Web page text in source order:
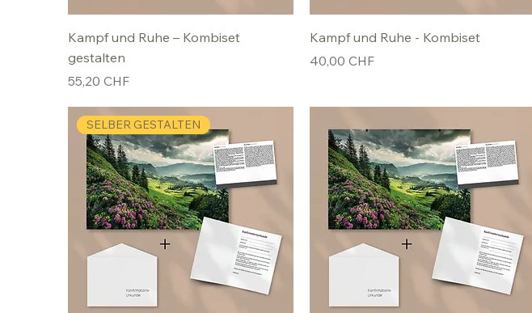
Kampf und Ruhe – Kombiset
gestalten
Preis
55,20 CHF
Kampf und Ruhe - Kombiset
Preis
40,00 CHF
SELBER GESTALTEN